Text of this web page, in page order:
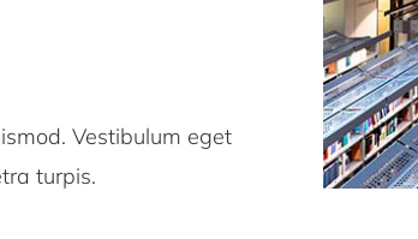
Vestibulum eget
turpis.